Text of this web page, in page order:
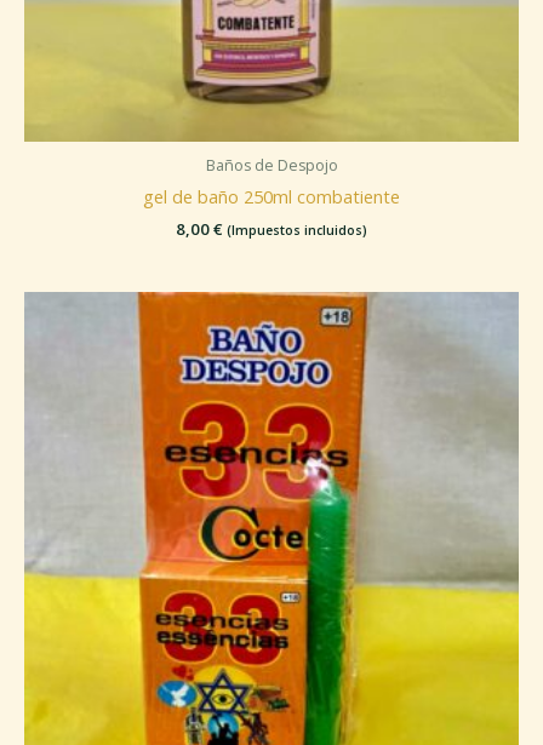
Baños de Despojo
gel de baño 250ml combatiente
8,00€ (Impuestos incluidos)